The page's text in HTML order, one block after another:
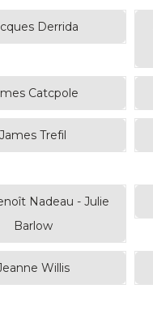
Derrida
Catcpole
James Trefil
Nadeau - Julie
Barlow
Willis